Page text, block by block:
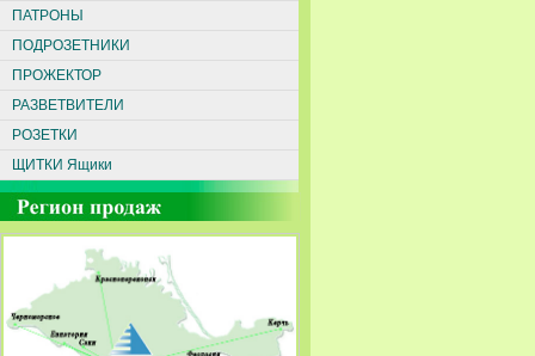
ПАТРОНЫ
ПОДРОЗЕТНИКИ
ПРОЖЕКТОР
РАЗВЕТВИТЕЛИ
РОЗЕТКИ
ЩИТКИ Ящики